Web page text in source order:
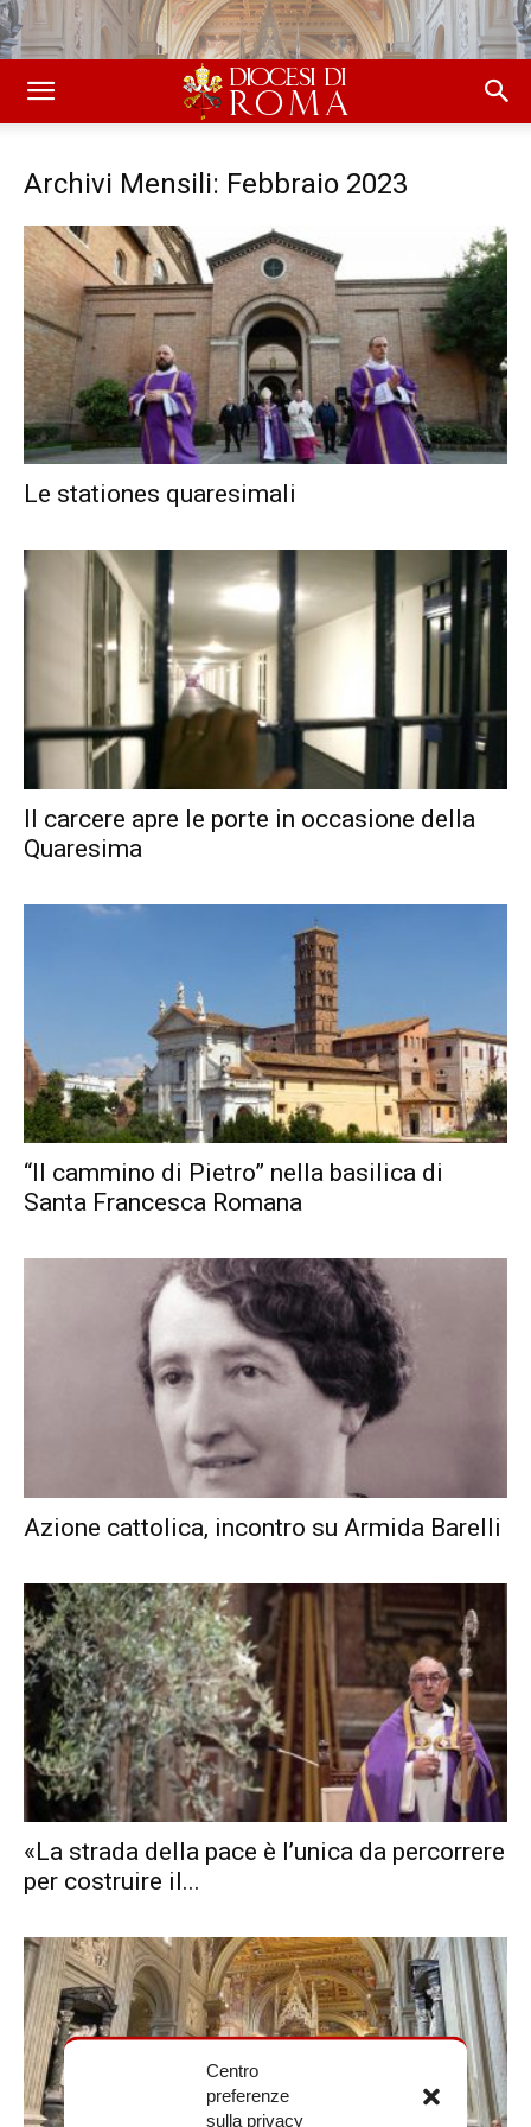
Centro
preferenze
sulla privacy
Archivi Mensili: Febbraio 2023
Le stationes quaresimali
Il carcere apre le porte in occasione della
Quaresima
“Il cammino di Pietro” nella basilica di
Santa Francesca Romana
Azione cattolica, incontro su Armida Barelli
«La strada della pace è l’unica da percorrere
per costruire il...